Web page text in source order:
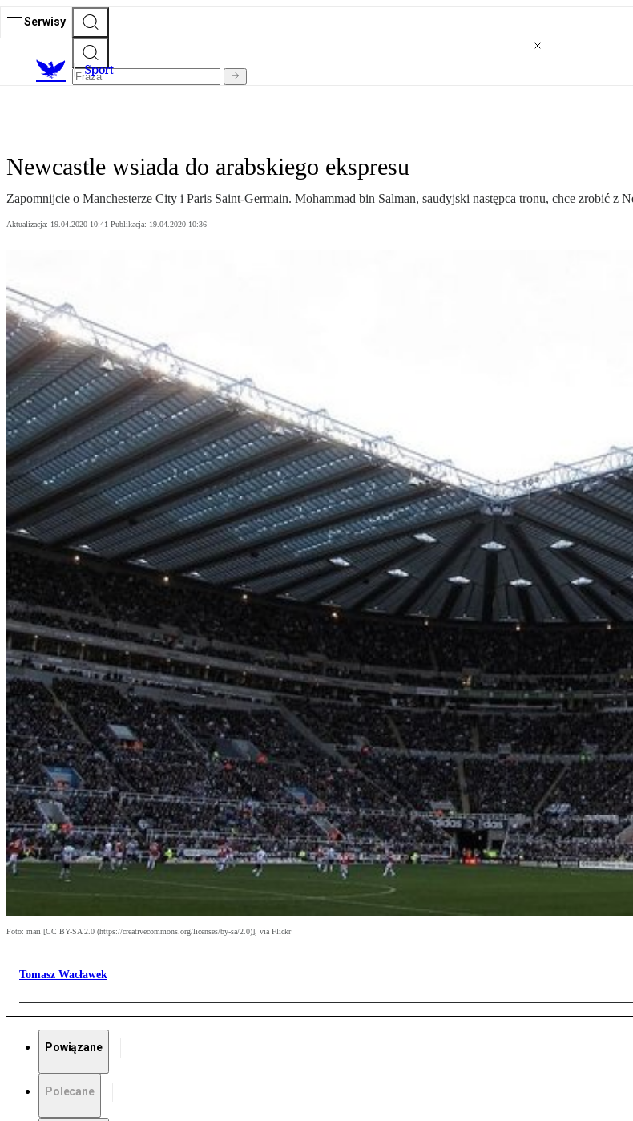
Serwisy
Sport
Newcastle wsiada do arabskiego ekspresu
Zapomnijcie o Manchesterze City i Paris Saint-Germain. Mohammad bin Salman, saudyjski następca tronu, chce zrobić z
Aktualizacja: 19.04.2020 10:41 Publikacja: 19.04.2020 10:36
Foto: mari [CC BY-SA 2.0 (https://creativecommons.org/licenses/by-sa/2.0)], via Flickr
Tomasz Wacławek
Powiązane
Polecane